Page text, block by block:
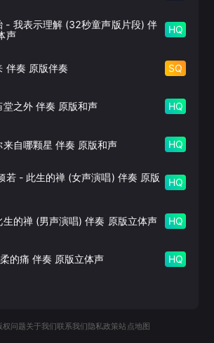
- 我表示理解 (32秒童声版片段) 伴
声
HQ
伴奏 原版伴奏 SQ
堂之外 伴奏 原版和声 HQ
来自哪颗星 伴奏 原版和声 HQ
若- 此生的禅 (女声演唱) 伴奏 原版
HQ
生的禅 (男声演唱) 伴奏 原版立体声 HQ
的痛 伴奏 原版立体声 HQ
权问题关于我们联系我们 隐私政策站点地图